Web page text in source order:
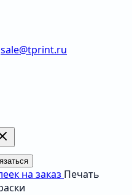
sale@tprint.ru
на заказ Печать